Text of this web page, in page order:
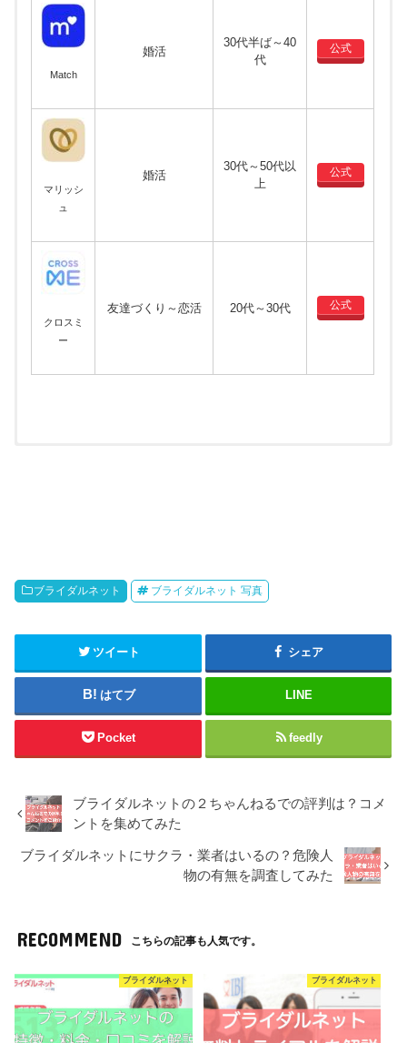
Match
婚活
30代半ば～40
代
公式
マリッシ
ュ
婚活
30代～50代以
上
公式
クロスミ
ー
友達づくり～恋活 20代～30代 公式
男性：月額3,590円
女性：無料
男性：月額3,600円
女性：無料
男性：月額3,700円
女性：無料
男性：月額3,980円
女性：無料
男性：月額4378円
女性：月額4378円
公式
らとりあえず登録しておいて
間違いない有名アプリ。た
★★★★★
ペアーズに比べて会員数は少
ないものの、心理テストなど
が豊富で自分と相性のいい相
には一番成果があったアプ
★★★★★
やすさや出会いやすは断ト
ツ！ただ、結婚相手探しの婚
活なら他のアプリの方がいい
★★★★★ 公式
Omiaiもペアーズ同様会員数
いが、見た目やスペックを求
僕が合コンや婚活パーティー
でもお世話になったIBJが運
営するマッチングアプリ。い
ろいろな婚活サービスをやっ
★★★☆☆ 公式
ブライダルネット ブライダルネット 写真
ツイート シェア
はてブ LINE
Pocket feedly
ブライダルネットの２ちゃんねるでの評判は？コメ
ントを集めてみた
ブライダルネットにサクラ・業者はいるの？危険人
物の有無を調査してみた
RECOMMEND こちらの記事も人気です。
ブライダルネット ブライダルネット